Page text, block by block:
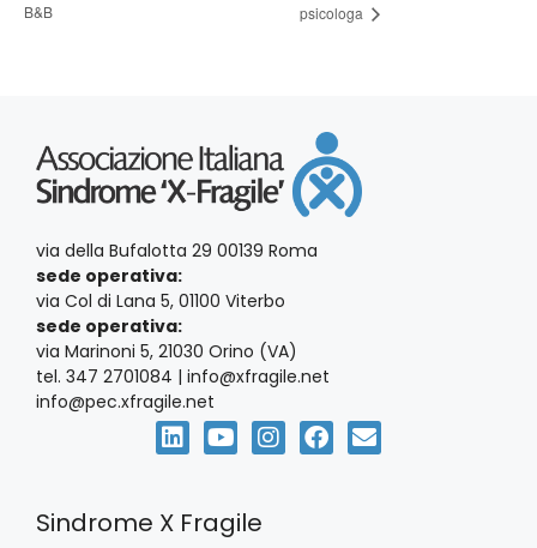
B&B
psicologa
via della Bufalotta 29 00139 Roma
sede operativa:
via Col di Lana 5, 01100 Viterbo
sede operativa:
via Marinoni 5, 21030 Orino (VA)
tel. 347 2701084 | info@xfragile.net
info@pec.xfragile.net
Sindrome X Fragile